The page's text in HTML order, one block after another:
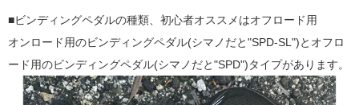
■ビンディングペダルの種類、初心者オススメはオフロード用
オンロード用のビンディングペダル(シマノだと"SPD-SL")とオフロ
ード用のビンディングペダル(シマノだと"SPD")タイプがあります。